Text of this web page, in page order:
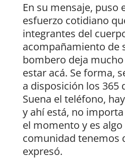
En su mensaje, puso
esfuerzo cotidiano
integrantes del
acompañamiento de
bombero deja
estar acá. Se forma,
a disposición los 365
Suena el teléfono,
y ahí está, no
el momento y es
comunidad tenemos
expresó.